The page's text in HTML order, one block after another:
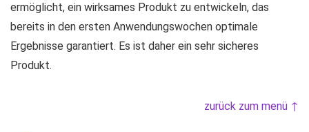
ermöglicht, ein wirksames Produkt zu entwickeln, das
bereits in den ersten Anwendungswochen optimale
Ergebnisse garantiert. Es ist daher ein sehr sicheres
Produkt.
zurück zum menü ↑